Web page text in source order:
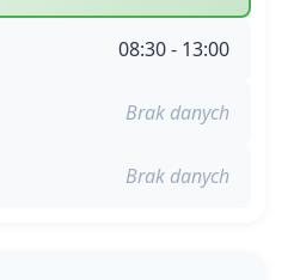
08:30 - 13:00
Brak danych
Brak danych